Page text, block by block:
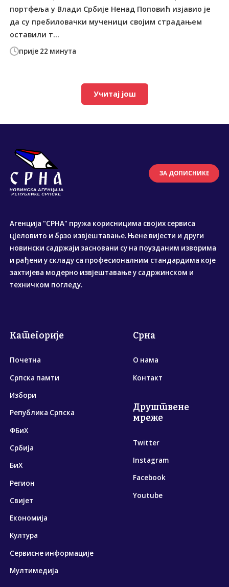
прије 22 минута
портфеља у Влади Србије Ненад Поповић изјавио је
да су пребиловачки мученици својим страдањем
оставили т...
Учитај још
ЗА ДОПИСНИКЕ
Агенција "СРНА" пружа корисницима својих сервиса
цјеловито и брзо извјештавање. Њене вијести и други
новински садржаји засновани су на поузданим изворима
и рађени у складу са професионалним стандардима које
захтијева модерно извјештавање у садржинском и
техничком погледу.
Категорије
Почетна
Српска памти
Избори
Република Српска
ФБиХ
Србија
БиХ
Регион
Свијет
Економија
Култура
Сервисне информације
Мултимедија
Срна
О нама
Контакт
Друштвене
мреже
Twitter
Instagram
Facebook
Youtube